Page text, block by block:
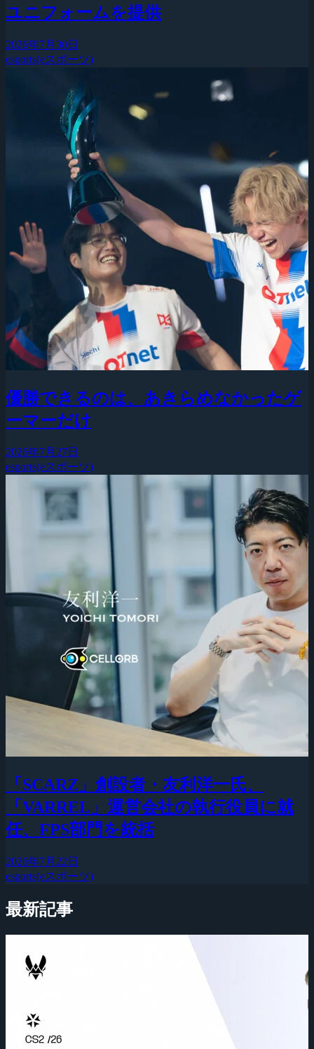
ユニフォームを提供
2026年7月30日
esports(eスポーツ)
優勝できるのは、あきらめなかったゲ
ーマーだけ
2026年7月27日
esports(eスポーツ)
「SCARZ」創設者・友利洋一氏、
「VARREL」運営会社の執行役員に就
任、FPS部門を統括
2026年7月22日
esports(eスポーツ)
最新記事